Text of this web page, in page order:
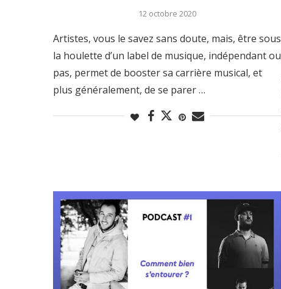
12 octobre 2020
Artistes, vous le savez sans doute, mais, être sous
la houlette d’un label de musique, indépendant ou
pas, permet de booster sa carrière musical, et
plus généralement, de se parer …